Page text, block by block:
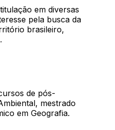
em diversas
pela busca da
brasileiro,
de pós-
mestrado
em Geografia.